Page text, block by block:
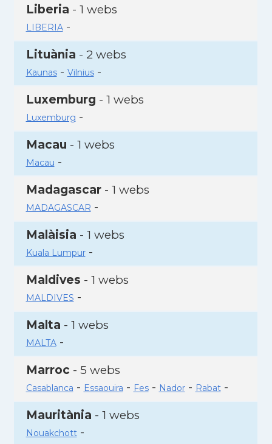
Liberia - 1 webs
LIBERIA-
Lituània - 2 webs
Kaunas- Vilnius-
Luxemburg - 1 webs
Luxemburg -
Macau - 1 webs
Macau -
Madagascar- 1 webs
MADAGASCAR -
Malàisia - 1 webs
Kuala Lumpur-
Maldives - 1 webs
MALDIVES -
Malta - 1 webs
MALTA-
Marroc - 5 webs
Casablanca - Essaouira - Fes- Nador- Rabat-
Mauritània - 1 webs
Nouakchott-